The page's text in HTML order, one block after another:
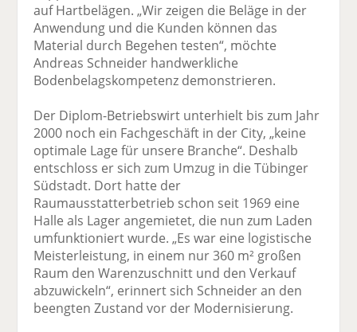
auf Hartbelägen. „Wir zeigen die Beläge in der
Anwendung und die Kunden können das
Material durch Begehen testen“, möchte
Andreas Schneider handwerkliche
Bodenbelagskompetenz demonstrieren.
Der Diplom-Betriebswirt unterhielt bis zum Jahr
2000 noch ein Fachgeschäft in der City, „keine
optimale Lage für unsere Branche“. Deshalb
entschloss er sich zum Umzug in die Tübinger
Südstadt. Dort hatte der
Raumausstatterbetrieb schon seit 1969 eine
Halle als Lager angemietet, die nun zum Laden
umfunktioniert wurde. „Es war eine logistische
Meisterleistung, in einem nur 360 m² großen
Raum den Warenzuschnitt und den Verkauf
abzuwickeln“, erinnert sich Schneider an den
beengten Zustand vor der Modernisierung.